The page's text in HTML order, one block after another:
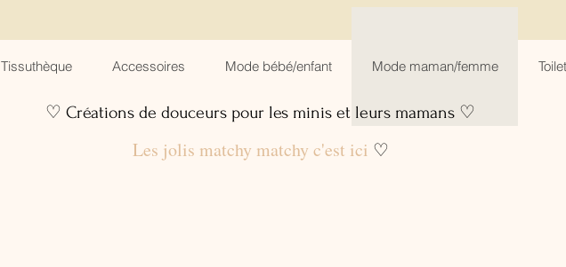
Tissuthèque Accessoires Mode bébé/enfant Mode maman/femme
♡ Créations de douceurs pour les minis et leurs mamans ♡
Les jolis matchy matchy c'est ici ♡